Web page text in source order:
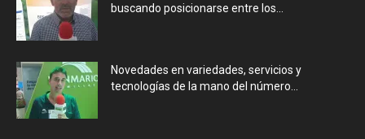
buscando posicionarse entre los...
Novedades en variedades, servicios y
tecnologías de la mano del número...